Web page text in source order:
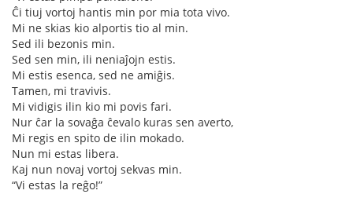
Ĉi tiuj vortoj hantis min por mia tota vivo.
Mi ne skias kio alportis tio al min.
Sed ili bezonis min.
Sed sen min, ili neniaĵojn estis.
Mi estis esenca, sed ne amiĝis.
Tamen, mi travivis.
Mi vidigis ilin kio mi povis fari.
Nur ĉar la sovaĝa ĉevalo kuras sen averto,
Mi regis en spito de ilin mokado.
Nun mi estas libera.
Kaj nun novaj vortoj sekvas min.
“Vi estas la reĝo!”